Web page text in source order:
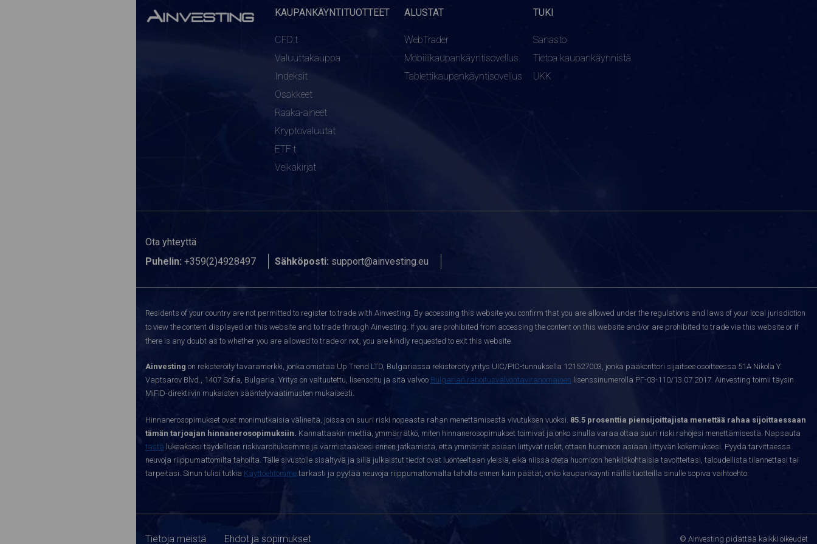
KAUPANKÄYNTITUOTTEET
CFD:t
Valuuttakauppa
Indeksit
Osakkeet
Raaka-aineet
Kryptovaluutat
ETF:t
Velkakirjat
ALUSTAT
WebTrader
Mobiilikaupankäyntisovellus
Tablettikaupankäyntisovellus
TUKI
Sanasto
Tietoa kaupankäynnistä
UKK
Ota yhteyttä
Puhelin: +359(2)4928497 Sähköposti: support@ainvesting.eu
Residents of your country are not permitted to register to trade with Ainvesting. By accessing this website you confirm that you are allowed under the regulations and laws of your local jurisdiction
to view the content displayed on this website and to trade through Ainvesting. If you are prohibited from accessing the content on this website and/or are prohibited to trade via this website or if
there is any doubt as to whether you are allowed to trade or not, you are kindly requested to exit this website.
Ainvesting on rekisteröity tavaramerkki, jonka omistaa Up Trend LTD, Bulgariassa rekisteröity yritys UIC/PIC-tunnuksella 121527003, jonka pääkonttori sijaitsee osoitteessa 51A Nikola Y.
Vaptsarov Blvd., 1407 Sofia, Bulgaria. Yritys on valtuutettu, lisensoitu ja sitä valvoo Bulgarian rahoitusvalvontaviranomainen lisenssinumerolla РГ-03-110/13.07.2017. Ainvesting toimii täysin
MiFID-direktiivin mukaisten sääntelyvaatimusten mukaisesti.
Hinnanerosopimukset ovat monimutkaisia välineitä, joissa on suuri riski nopeasta rahan menettämisestä vivutuksen vuoksi. 85.5 prosenttia piensijoittajista menettää rahaa sijoittaessaan
tämän tarjoajan hinnanerosopimuksiin. Kannattaakin miettiä, ymmärrätkö, miten hinnanerosopimukset toimivat ja onko sinulla varaa ottaa suuri riski rahojesi menettämisestä. Napsauta
tästä lukeaksesi täydellisen riskivaroituksemme ja varmistaaksesi ennen jatkamista, että ymmärrät asiaan liittyvät riskit, ottaen huomioon asiaan liittyvän kokemuksesi. Pyydä tarvittaessa
neuvoja riippumattomilta tahoilta. Tälle sivustolle sisältyvä ja sillä julkaistut tiedot ovat luonteeltaan yleisiä, eikä niissä oteta huomioon henkilökohtaisia tavoitteitasi, taloudellista tilannettasi tai
tarpeitasi. Sinun tulisi tutkia Käyttöehtomme tarkasti ja pyytää neuvoja riippumattomalta taholta ennen kuin päätät, onko kaupankäynti näillä tuotteilla sinulle sopiva vaihtoehto.
Tietoja meistä Ehdot ja sopimukset © Ainvesting pidättää kaikki oikeudet